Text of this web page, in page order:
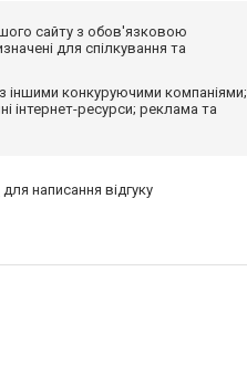
сайту з обов'язковою
для спілкування та
іншими конкуруючими компаніями;
інтернет-ресурси; реклама та
для написання відгуку